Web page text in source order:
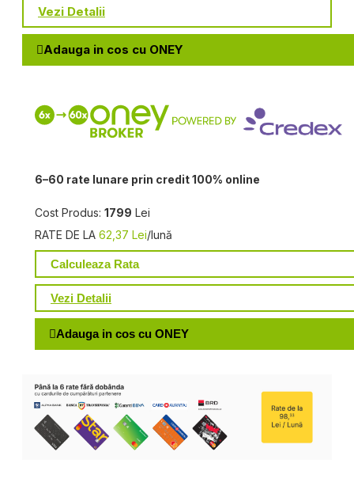
Vezi Detalii
Adauga in cos cu ONEY
6–60 rate lunare prin credit 100% online
Cost Produs: 1799 Lei
RATE DE LA 62,37 Lei/lună
Calculeaza Rata
Vezi Detalii
Adauga in cos cu ONEY